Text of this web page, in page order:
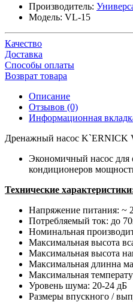
Производитель:
Модель: VL-15
Качество
Доставка
Способы оплаты
Возврат товара
Описание
Отзывов (0)
Информационная
Дренажный насос K`ERNICK
Экономичный насос для
кондиционеров
Технические
Напряжение питания: ~
Потребляемый ток: до
Номинальная
Максимальная высота
Максимальная высота
Максимальная длинна
Максимальная
Уровень шума: 20-24 дБ
Размеры впускного /